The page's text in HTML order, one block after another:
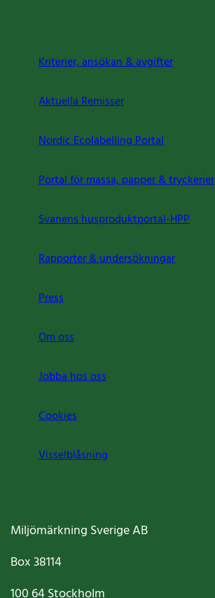
Kriterier, ansökan & avgifter
Aktuella Remisser
Nordic Ecolabelling Portal
Portal för massa, papper & tryckerier
Svanens husproduktportal-HPP
Rapporter & undersökningar
Press
Om oss
Jobba hos oss
Cookies
Visselblåsning
Miljömärkning Sverige AB
Box38114